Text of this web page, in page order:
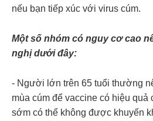
nếu bạn tiếp xúc với virus cúm.
Một số nhóm có nguy cơ cao
nghị dưới đây:
- Người lớn trên 65 tuổi thường
mùa cúm để vaccine có hiệu quả
sớm có thể không được khuyến